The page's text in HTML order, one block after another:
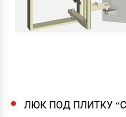
ЛЮК ПОД ПЛИТКУ